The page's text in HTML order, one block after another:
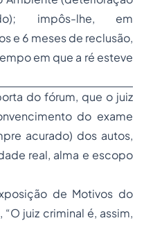
impôs-lhe, em
e 6 meses de reclusão,
em que a ré esteve
do fórum, que o juiz
do exame
acurado) dos autos,
real, alma e escopo
de Motivos do
, “O juiz criminal é, assim,